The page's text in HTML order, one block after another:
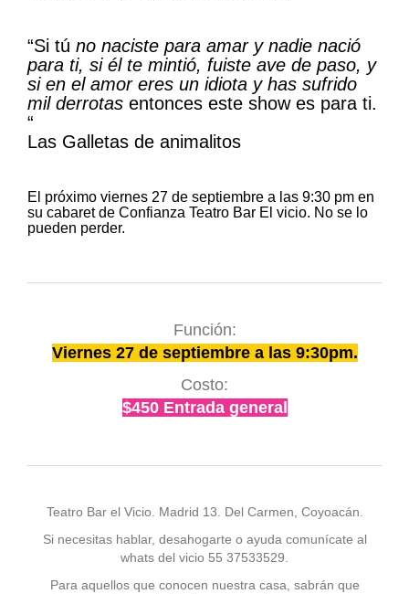
“Si tú no naciste para amar y nadie nació
para ti, si él te mintió, fuiste ave de paso, y
si en el amor eres un idiota y has sufrido
mil derrotas entonces este show es para ti.
“
Las Galletas de animalitos
El próximo viernes 27 de septiembre a las 9:30 pm en
su cabaret de Confianza Teatro Bar El vicio. No se lo
pueden perder.
Función:
Viernes 27 de septiembre a las 9:30pm.
Costo:
$450 Entrada general
Teatro Bar el Vicio. Madrid 13. Del Carmen, Coyoacán.
Si necesitas hablar, desahogarte o ayuda comunícate al
whats del vicio 55 37533529.
Para aquellos que conocen nuestra casa, sabrán que